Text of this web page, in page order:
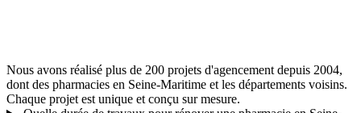
Nous avons réalisé plus de 200 projets d'agencement depuis 2004,
dont des pharmacies en Seine-Maritime et les départements voisins.
Chaque projet est unique et conçu sur mesure.